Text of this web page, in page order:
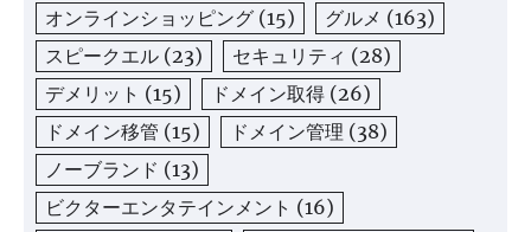
オンラインショッピング (15) グルメ (163)
スピークエル (23) セキュリティ (28)
デメリット (15) ドメイン取得 (26)
ドメイン移管 (15) ドメイン管理 (38)
ノーブランド (13)
ビクターエンタテインメント (16)